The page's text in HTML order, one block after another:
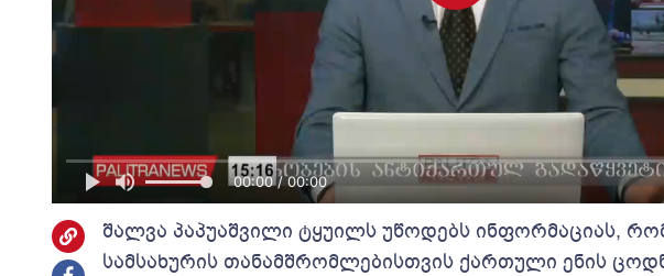
00:00 / 00:00
შალვა პაპუაშვილი ტყუილს უწოდებს ინფორმაციას,
სამსახურის თანამშრომლებისთვის ქართული ენის